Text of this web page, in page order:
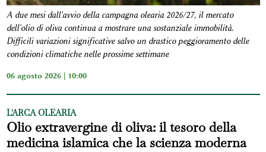
A due mesi dall'avvio della campagna olearia 2026/27, il mercato
dell'olio di oliva continua a mostrare una sostanziale immobilità.
Difficili variazioni significative salvo un drastico peggioramento delle
condizioni climatiche nelle prossime settimane
06 agosto 2026 | 10:00
L'ARCA OLEARIA
Olio extravergine di oliva: il tesoro della
medicina islamica che la scienza moderna